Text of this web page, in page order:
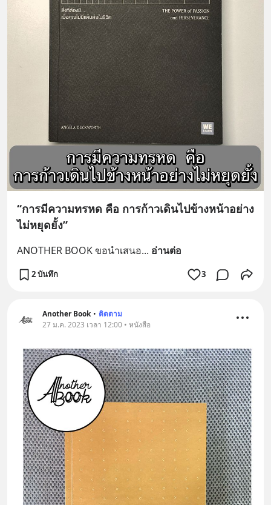
“การมีความทรหด คือ การก้าวเดินไปข้างหน้าอย่าง
ไม่หยุดยั้ง”
ANOTHER BOOK ขอนำเสนอ... อ่านต่อ
2 บันทึก 3
Another Book • ติดตาม
27 ม.ค. 2023 เวลา 12:00 • หนังสือ